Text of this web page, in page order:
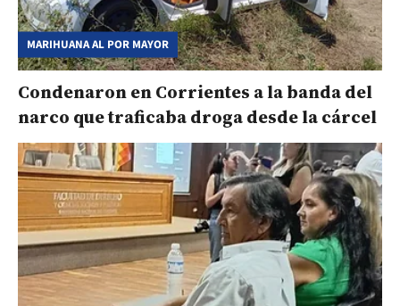
MARIHUANA AL POR MAYOR
Condenaron en Corrientes a la banda del
narco que traficaba droga desde la cárcel